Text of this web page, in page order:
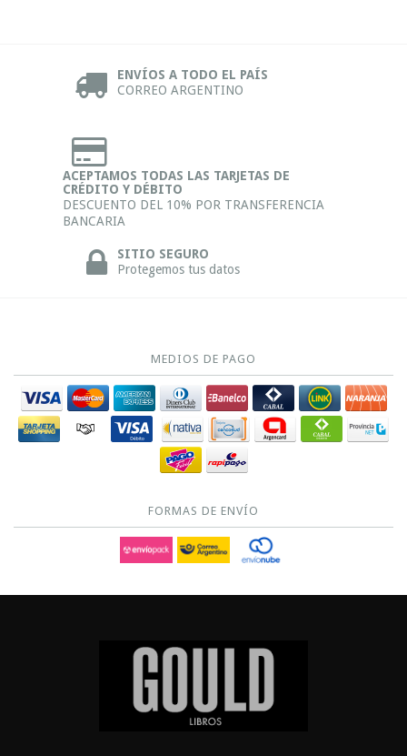
ENVÍOS A TODO EL PAÍS
CORREO ARGENTINO
ACEPTAMOS TODAS LAS TARJETAS DE
CRÉDITO Y DÉBITO
DESCUENTO DEL 10% POR TRANSFERENCIA
BANCARIA
SITIO SEGURO
Protegemos tus datos
MEDIOS DE PAGO
FORMAS DE ENVÍO